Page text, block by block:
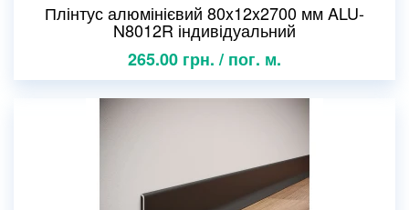
Плінтус алюмінієвий 80x12x2700 мм ALU-
N8012R індивідуальний
265.00 грн. / пог. м.